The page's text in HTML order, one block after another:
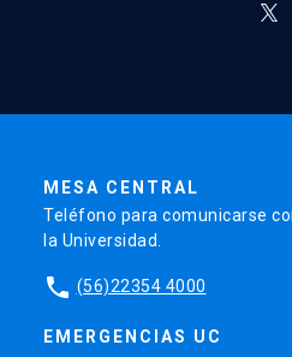
MESA CENTRAL
Teléfono para comunicarse
la Universidad.
phone (56)22354 4000
EMERGENCIAS UC